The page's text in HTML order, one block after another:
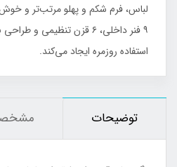
لباس، فرم شکم و پهلو مرتب‌تر و
۹ فنر داخلی، ۶ قزن تنظیمی
استفاده روزمره ایجاد می‌کند.
توضیحات